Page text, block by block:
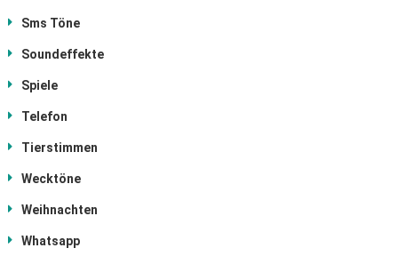
Sms Töne
Soundeffekte
Spiele
Telefon
Tierstimmen
Wecktöne
Weihnachten
Whatsapp